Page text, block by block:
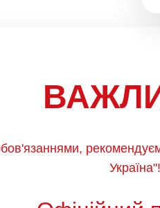
Україна"!